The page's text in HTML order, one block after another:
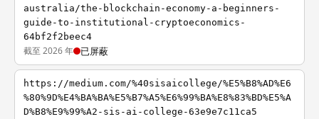
australia/the-blockchain-economy-a-beginners-
guide-to-institutional-cryptoeconomics-
64bf2f2beec4
截至 2026 年 已屏蔽
https://medium.com/%40sisaicollege/%E5%B8%AD%E6
%80%9D%E4%BA%BA%E5%B7%A5%E6%99%BA%E8%83%BD%E5%A
D%B8%E9%99%A2-sis-ai-college-63e9e7c11ca5